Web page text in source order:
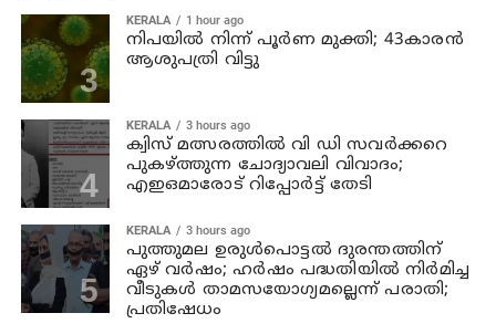
KERALA 1 hour ago
നിപയില്‍ നിന്ന് പൂര്‍ണ മുക്തി; 43കാരന്‍
ആശുപത്രി വിട്ടു
KERALA 3 hours ago
ക്വിസ് മത്സരത്തില്‍ വി ഡി സവര്‍ക്കറെ
പുകഴ്ത്തുന്ന ചോദ്യാവലി വിവാദം;
എഇഒമാരോട് റിപ്പോര്‍ട്ട് തേടി
KERALA 3 hours ago
പുത്തുമല ഉരുള്‍പൊട്ടല്‍ ദുരന്തത്തിന്
ഏഴ് വര്‍ഷം; ഹര്‍ഷം പദ്ധതിയില്‍ നിര്‍മിച്ച
വീടുകള്‍ താമസയോഗ്യമല്ലെന്ന് പരാതി;
പ്രതിഷേധം